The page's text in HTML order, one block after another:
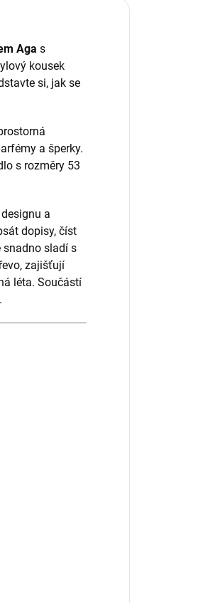
Aga s
kousek
si, jak se
a šperky.
s rozměry 53
a
dopisy, číst
snadno sladí s
zajišťují
léta. Součástí